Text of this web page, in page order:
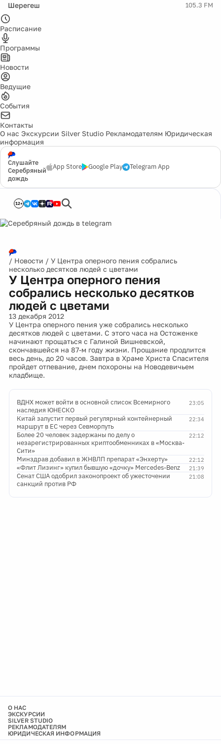
Шерегеш 105.3 FM
Расписание
Программы
Новости
Ведущие
События
Контакты
О нас Экскурсии Silver Studio Рекламодателям Юридическая
информация
Слушайте
Серебряный
дождь
App Store Google Play Telegram App
12+
/ Новости / У Центра оперного пения собрались
несколько десятков людей с цветами
У Центра оперного пения
собрались несколько десятков
людей с цветами
13 декабря 2012
У Центра оперного пения уже собрались несколько
десятков людей с цветами. С этого часа на Остоженке
начинают прощаться с Галиной Вишневской,
скончавшейся на 87-м году жизни. Прощание продлится
весь день, до 20 часов. Завтра в Храме Христа Спасителя
пройдет отпевание, днем похороны на Новодевичьем
кладбище.
23:05
ВДНХ может войти в основной список Всемирного
наследия ЮНЕСКО
22:34
Китай запустит первый регулярный контейнерный
маршрут в ЕС через Севморпуть
22:12
Более 20 человек задержаны по делу о
незарегистрированных криптообменниках в «Москва-
Сити»
22:12
Минздрав добавил в ЖНВЛП препарат «Энхерту»
21:39
«Флит Лизинг» купил бывшую «дочку» Mercedes-Benz
21:08
Сенат США одобрил законопроект об ужесточении
санкций против РФ
О НАС
ЭКСКУРСИИ
SILVER STUDIO
РЕКЛАМОДАТЕЛЯМ
ЮРИДИЧЕСКАЯ ИНФОРМАЦИЯ